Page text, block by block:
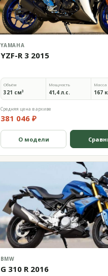
YAMAHA
YZF-R 3 2015
Объём
321 см³
Мощность
41,4 л.с.
Масса
167
Средняя цена в архиве
381 046 ₽
О модели
BMW
G 310 R 2016